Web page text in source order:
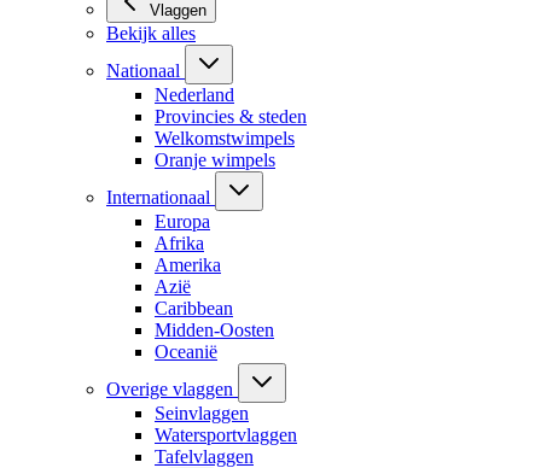
Vlaggen
Bekijk alles
Nationaal
Nederland
Provincies & steden
Welkomstwimpels
Oranje wimpels
Internationaal
Europa
Afrika
Amerika
Azië
Caribbean
Midden-Oosten
Oceanië
Overige vlaggen
Seinvlaggen
Watersportvlaggen
Tafelvlaggen